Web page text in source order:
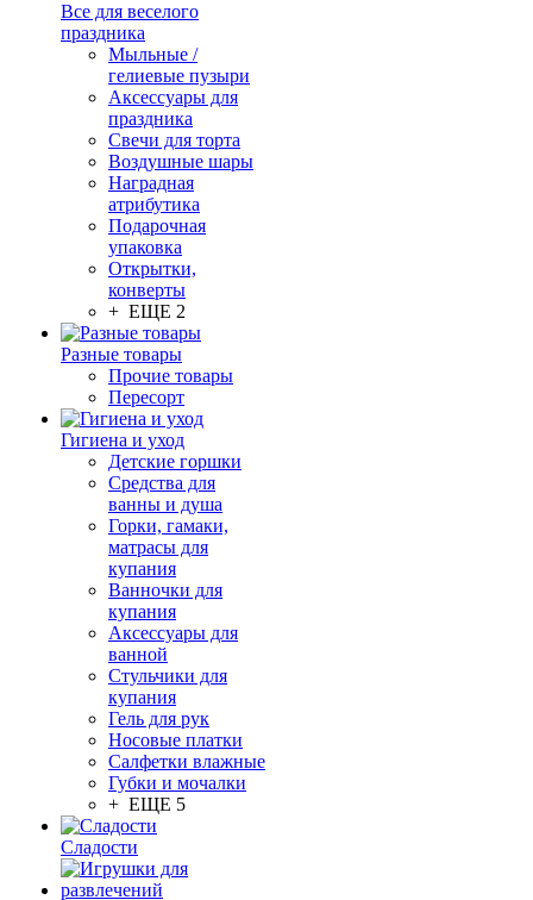
Все для веселого
праздника
Мыльные /
гелиевые пузыри
Аксессуары для
праздника
Свечи для торта
Воздушные шары
Наградная
атрибутика
Подарочная
упаковка
Открытки,
конверты
+ ЕЩЕ 2
Разные товары
Прочие товары
Пересорт
Гигиена и уход
Детские горшки
Средства для
ванны и душа
Горки, гамаки,
матрасы для
купания
Ванночки для
купания
Аксессуары для
ванной
Стульчики для
купания
Гель для рук
Носовые платки
Салфетки влажные
Губки и мочалки
+ ЕЩЕ 5
Сладости